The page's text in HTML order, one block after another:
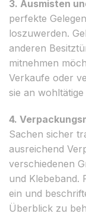
3. Ausmisten
perfekte
loszuwerden.
anderen
mitnehmen
Verkaufe oder
sie an
4.
Sachen sicher
ausreichend
verschiedenen
und Klebeband.
ein und
Überblick zu